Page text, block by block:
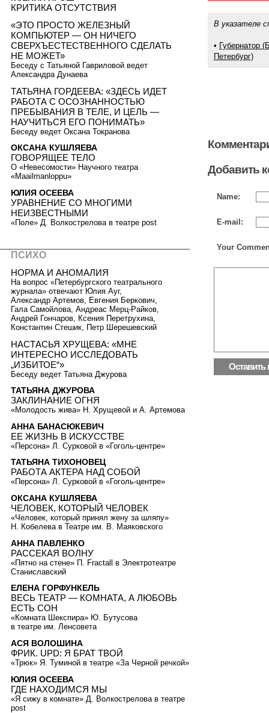
В указателе
• Губернатор
Петербург)
Добавить
Name:
E-mail:
Your
КРИТИКА ОТСУТСТВИЯ
«ЭТО ПРОСТО ЖЕЛЕЗНЫЙ
КОМПЬЮТЕР — ОН НИЧЕГО
СВЕРХЪЕСТЕСТВЕННОГО СДЕЛАТЬ
НЕ МОЖЕТ»
Беседу с Татьяной Гавриловой ведет
Александра Дунаева
ТАТЬЯНА ГОРДЕЕВА: «ЗДЕСЬ ИДЕТ
РАБОТА С ОСОЗНАННОСТЬЮ
ПРЕБЫВАНИЯ В ТЕЛЕ, И ЦЕЛЬ —
НАУЧИТЬСЯ ЕГО ПОНИМАТЬ»
Беседу ведет Оксана Токранова
ОКСАНА КУШЛЯЕВА
ГОВОРЯЩЕЕ ТЕЛО
О «Невесомости» Научного театра
«Maailmanloppu»
ЮЛИЯ ОСЕЕВА
УРАВНЕНИЕ СО МНОГИМИ
НЕИЗВЕСТНЫМИ
«Поле» Д. Волкострелова в театре post
ПСИХО
НОРМА И АНОМАЛИЯ
На вопрос «Петербургского театрального
журнала» отвечают Юлия Ауг,
Александр Артемов, Евгения Беркович,
Гала Самойлова, Андреас Мерц-Райков,
Андрей Гончаров, Ксения Перетрухина,
Константин Стешик, Петр Шерешевский
НАСТАСЬЯ ХРУЩЕВА: «МНЕ
ИНТЕРЕСНО ИССЛЕДОВАТЬ
„ИЗБИТОЕ“»
Беседу ведет Татьяна Джурова
ТАТЬЯНА ДЖУРОВА
ЗАКЛИНАНИЕ ОГНЯ
«Молодость жива» Н. Хрущевой и А. Артемова
АННА БАНАСЮКЕВИЧ
ЕЕ ЖИЗНЬ В ИСКУССТВЕ
«Персона» Л. Сурковой в «Гоголь-центре»
ТАТЬЯНА ТИХОНОВЕЦ
РАБОТА АКТЕРА НАД СОБОЙ
«Персона» Л. Сурковой в «Гоголь-центре»
ОКСАНА КУШЛЯЕВА
ЧЕЛОВЕК, КОТОРЫЙ ЧЕЛОВЕК
«Человек, который принял жену за шляпу»
Н. Кобелева в Театре им. В. Маяковского
АННА ПАВЛЕНКО
РАССЕКАЯ ВОЛНУ
«Пятно на стене» П. Fractall в Электротеатре
Станиславский
ЕЛЕНА ГОРФУНКЕЛЬ
ВЕСЬ ТЕАТР — КОМНАТА, А ЛЮБОВЬ
ЕСТЬ СОН
«Комната Шекспира» Ю. Бутусова
в театре им. Ленсовета
АСЯ ВОЛОШИНА
ФРИК. UPD: Я БРАТ ТВОЙ
«Трюк» Я. Туминой в театре «За Черной речкой»
ЮЛИЯ ОСЕЕВА
ГДЕ НАХОДИМСЯ МЫ
«Я сижу в комнате» Д. Волкострелова в театре
post